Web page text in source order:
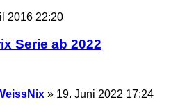
2016 22:20
Serie ab 2022
» 19. Juni 2022 17:24